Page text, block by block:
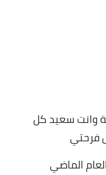
وانت سعيد كل
فرحتي
الماضي